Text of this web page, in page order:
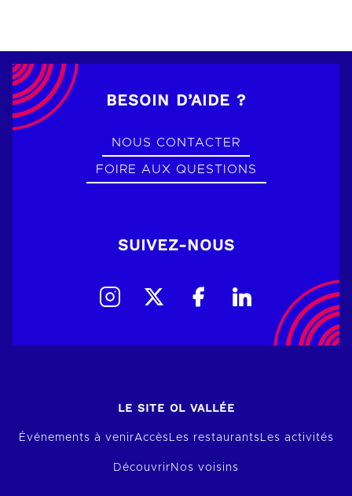
BESOIN D’AIDE ?
NOUS CONTACTER
FOIRE AUX QUESTIONS
SUIVEZ-NOUS
LE SITE OL VALLÉE
Événements à venirAccèsLes restaurantsLes activités
Découvrir Nos voisins